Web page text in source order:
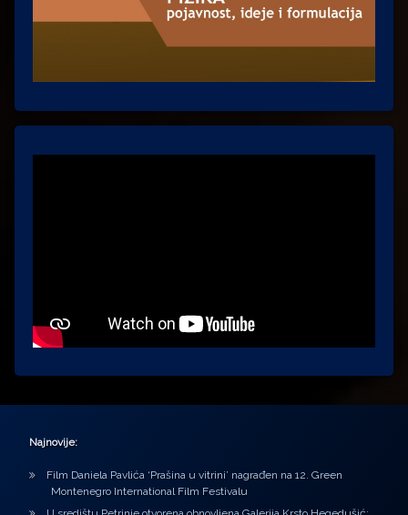
Najnovije:
Film Daniela Pavlića ‘Prašina u vitrini’ nagrađen na 12. Green
Montenegro International Film Festivalu